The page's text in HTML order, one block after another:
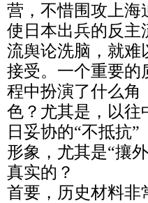
营，不惜围攻上海
使日本出兵的反主
流舆论洗脑，就难
接受。一个重要的
程中扮演了什么角
色？尤其是，以往
日妥协的“不抵抗”
形象，尤其是“攘
真实的？
首要，历史材料非